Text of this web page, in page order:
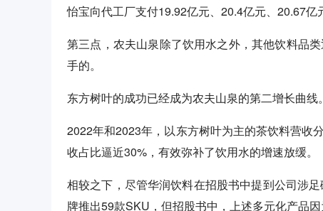
怡宝向代工厂支付19.92亿元、20.4亿元、20.67亿
第三点，农夫山泉除了饮用水之外，其他饮料品
手的。
东方树叶的成功已经成为农夫山泉的第二增长曲线。
2022年和2023年，以东方树叶为主的茶饮料营收
收占比逼近30%，有效弥补了饮用水的增速放缓。
相较之下，尽管华润饮料在招股书中提到公司涉
牌推出59款SKU，但招股书中，上述多元化产品因